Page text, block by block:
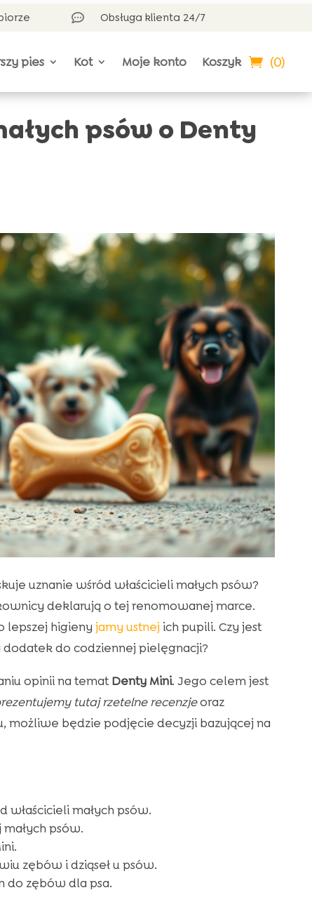
 Obsługa klienta 24/7
pies Kot Moje konto Koszyk (0)
psów o Denty
uznanie wśród właścicieli małych psów?
deklarują o tej renomowanej marce.
lepszej higieny jamy ustnej ich pupili. Czy jest
do codziennej pielęgnacji?
opinii na temat Denty Mini. Jego celem jest
tutaj rzetelne recenzjeoraz
możliwe będzie podjęcie decyzji bazującej na
właścicieli małych psów.
psów.
zębów i dziąseł u psów.
do zębów dla psa.